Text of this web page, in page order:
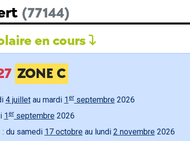
(77144)
en cours
ZONE C
4 juilletau mardi 1 erseptembre 2026
1erseptembre 2026
: du samedi 17 octobre au lundi 2 novembre 2026